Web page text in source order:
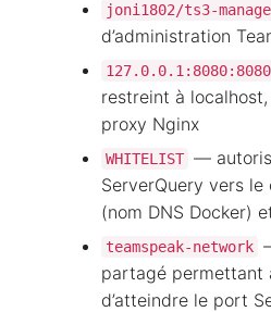
joni1802/ts3-
d’administration
127.0.0.1:8080:8080
restreint à
proxy Nginx
WHITELIST —
ServerQuery vers le
(nom DNS Docker)
teamspeak-network
partagé permettant
d’atteindre le port